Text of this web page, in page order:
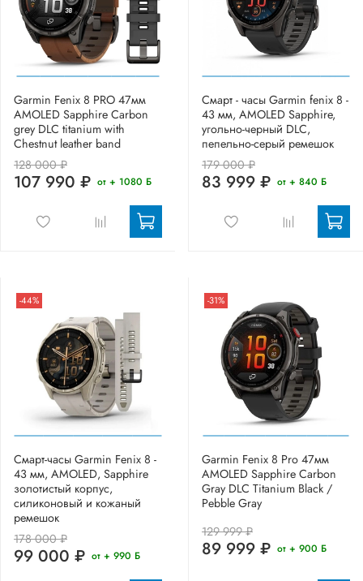
Garmin Fenix 8 PRO 47мм
AMOLED Sapphire Carbon
grey DLC titanium with
Chestnut leather band
128 000 ₽
107 990 ₽ от + 1080 Б
Смарт - часы Garmin fenix 8 -
43 мм, AMOLED Sapphire,
угольно-черный DLC,
пепельно-серый ремешок
179 000 ₽
83 999 ₽ от + 840 Б
-44%
Смарт-часы Garmin Fenix 8 -
43 мм, AMOLED, Sapphire
золотистый корпус,
силиконовый и кожаный
ремешок
178 000 ₽
99 000 ₽ от + 990 Б
-31%
Garmin Fenix 8 Pro 47мм
AMOLED Sapphire Carbon
Gray DLC Titanium Black /
Pebble Gray
129 999 ₽
89 999 ₽ от + 900 Б